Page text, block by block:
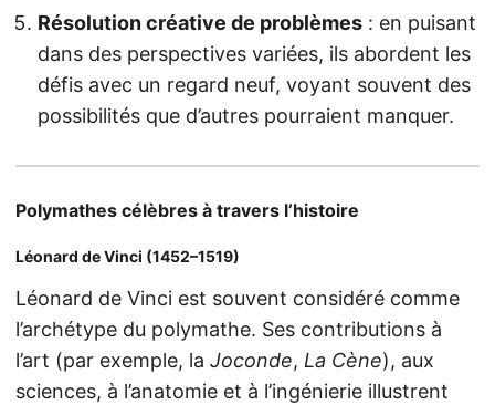
Résolution créative de problèmes : en puisant
dans des perspectives variées, ils abordent les
défis avec un regard neuf, voyant souvent des
possibilités que d’autres pourraient manquer.
Polymathes célèbres à travers l’histoire
Léonard de Vinci (1452–1519)
Léonard de Vinci est souvent considéré comme
l’archétype du polymathe. Ses contributions à
l’art (par exemple, la Joconde, La Cène), aux
sciences, à l’anatomie et à l’ingénierie illustrent